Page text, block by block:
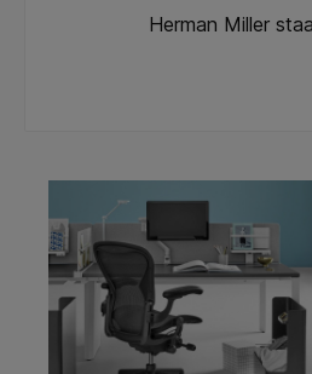
Herman Miller